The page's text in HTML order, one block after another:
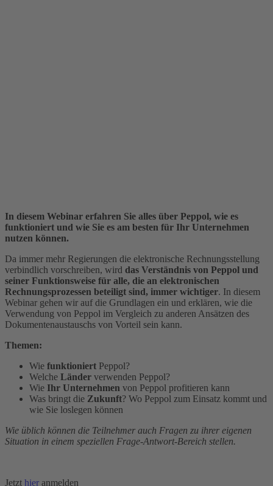
In diesem Webinar erfahren Sie alles über Peppol, wie es
funktioniert und wie Sie es am besten für Ihr Unternehmen
nutzen können.
Da immer mehr Regierungen die elektronische Rechnungsstellung
verbindlich vorschreiben, wird das Verständnis von Peppol und
seiner Funktionsweise für alle, die an elektronischen
Rechnungsprozessen beteiligt sind, immer wichtiger. In diesem
Webinar gehen wir auf die Grundlagen ein und erklären, wie die
Verwendung von Peppol im Vergleich zu anderen Ansätzen des
Dokumentenaustauschs von Vorteil sein kann.
Themen:
Wie funktioniert Peppol?
Welche Länder verwenden Peppol?
Wie Ihr Unternehmen von Peppol profitieren kann
Was bringt die Zukunft? Wo Peppol zum Einsatz kommt und
wie Sie loslegen können
Wie üblich können die Teilnehmer auch Fragen zu ihrer eigenen
Situation in einem speziellen Frage-Antwort-Bereich stellen.
Jetzt hier anmelden